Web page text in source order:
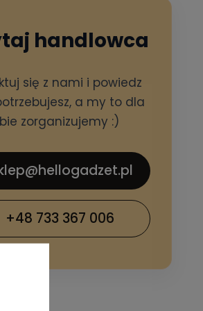
handlowca
się z nami i powiedz
a my to dla
zorganizujemy :)
+48 733 367 006